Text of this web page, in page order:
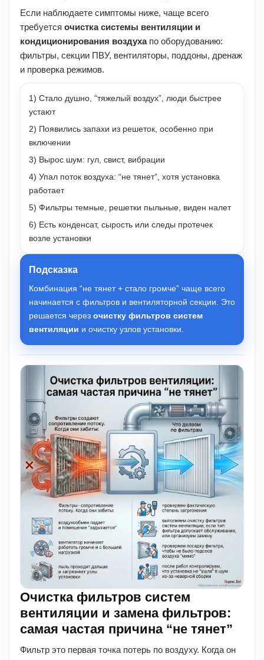
Если наблюдаете симптомы ниже, чаще всего
требуется очистка системы вентиляции и
кондиционирования воздухапо оборудованию:
фильтры, секции ПВУ, вентиляторы, поддоны, дренаж
и проверка режимов.
1) Стало душно, “тяжелый воздух”, люди быстрее
устают
2) Появились запахи из решеток, особенно при
включении
3) Вырос шум: гул, свист, вибрации
4) Упал поток воздуха: “не тянет”, хотя установка
работает
5) Фильтры темные, решетки пыльные, виден налет
6) Есть конденсат, сырость или следы протечек
возле установки
Подсказка
Комбинация “не тянет + стало громче” чаще всего
начинается с фильтров и вентиляторной секции. Это
решается через очистку фильтров систем
вентиляции и очистку узлов установки.
Очистка фильтров систем
вентиляции и замена фильтров:
самая частая причина “не тянет”
Фильтр это первая точка потерь по воздуху. Когда он